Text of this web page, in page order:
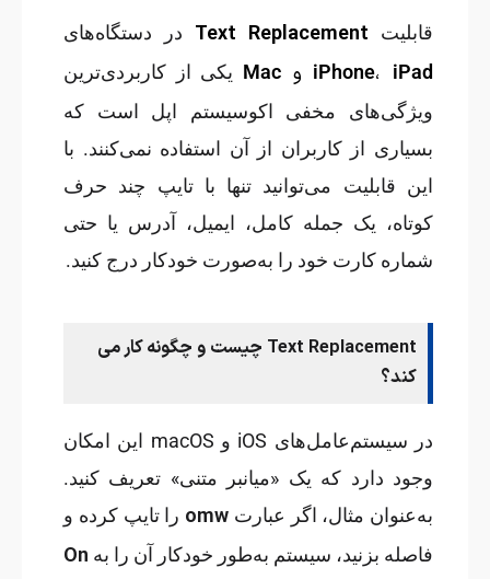
قابلیت Text Replacement در دستگاه‌های
iPhone، iPad و Mac یکی از کاربردی‌ترین
ویژگی‌های مخفی اکوسیستم اپل است که
بسیاری از کاربران از آن استفاده نمی‌کنند. با
این قابلیت می‌توانید تنها با تایپ چند حرف
کوتاه، یک جمله کامل، ایمیل، آدرس یا حتی
شماره کارت خود را به‌صورت خودکار درج کنید.
Text Replacement چیست و چگونه کار می
کند؟
در سیستم‌عامل‌های iOS و macOS این امکان
وجود دارد که یک «میانبر متنی» تعریف کنید.
به‌عنوان مثال، اگر عبارت omw را تایپ کرده و
فاصله بزنید، سیستم به‌طور خودکار آن را به On